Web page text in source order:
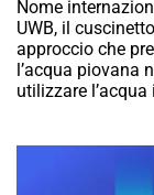
Nome
UWB, il
approccio che
l’acqua piovana
utilizzare